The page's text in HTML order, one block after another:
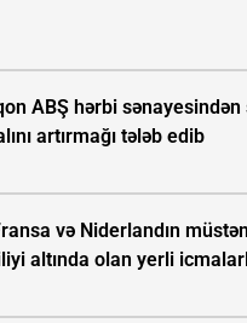
ABŞ hərbi sənayesindən
artırmağı tələb edib
və Niderlandın
altında olan yerli